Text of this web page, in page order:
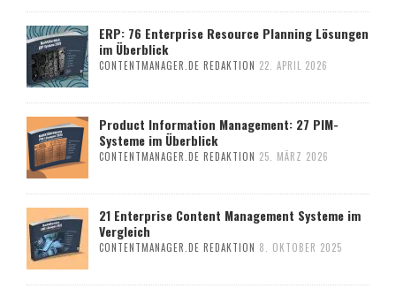
ERP: 76 Enterprise Resource Planning Lösungen
im Überblick
CONTENTMANAGER.DE REDAKTION 22. APRIL 2026
Product Information Management: 27 PIM-
Systeme im Überblick
CONTENTMANAGER.DE REDAKTION 25. MÄRZ 2026
21 Enterprise Content Management Systeme im
Vergleich
CONTENTMANAGER.DE REDAKTION 8. OKTOBER 2025